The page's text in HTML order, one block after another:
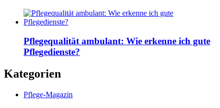
Pflegequalität ambulant: Wie erkenne ich gute
Pflegedienste?
Kategorien
Pflege-Magazin